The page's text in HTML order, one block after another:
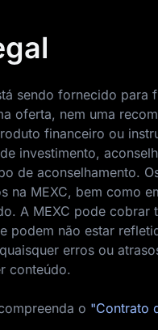
sendo fornecido para
oferta, nem uma
financeiro ou
investimento,
de aconselhamento.
na MEXC, bem como
A MEXC pode
podem não estar
erros ou
conteúdo.
o "Contrato